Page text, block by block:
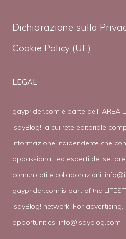
Dichiarazione sulla
Cookie Policy (UE)
LEGAL
gayprider.com è parte dell' AREA
IsayBlog! la cui rete editoriale
informazione indipendente che
appassionati ed esperti del
comunicati e collaborazioni:
gayprider.com is part of the
IsayBlog! network. For
opportunities: info@isayblog.com